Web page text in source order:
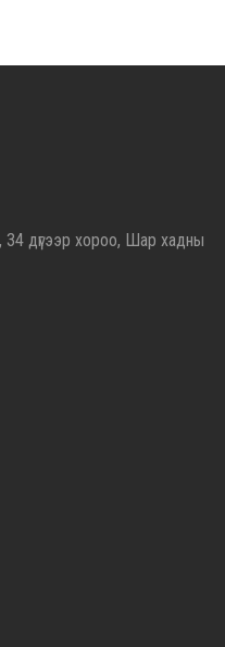
34 дүгээр хороо, Шар хадны